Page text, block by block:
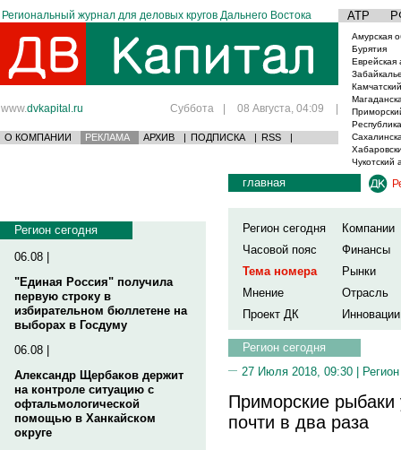
Региональный журнал для деловых кругов Дальнего Востока АТР
www.dvkapital.ru Суббота | 08 Августа, 04:09 |
О КОМПАНИИ РЕКЛАМА АРХИВ | ПОДПИСКА | RSS |
Амурская
Бурятия
Еврейская
Чукотский
Регион сегодня
06.08 |
"Единая Россия" получила
первую строку в
избирательном бюллетене на
выборах в Госдуму
06.08 |
Александр Щербаков держит
на контроле ситуацию с
офтальмологической
помощью в Ханкайском
округе
главная
Регион сегодня
Компании
Часовой пояс
Финансы
Тема номера
Рынки
Мнение
Отрасль
Проект ДК
Инновации
Регион сегодня
27 Июля 2018, 09:30 |
Приморские
почти в два раза